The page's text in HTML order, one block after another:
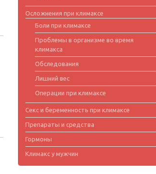
Осложнения при климаксе
Боли при климаксе
Проблемы в организме во время
климакса
Обследования
Лишний вес
Операции при климаксе
Секс и беременность при климаксе
Препараты и средства
Гормоны
Климакс у мужчин